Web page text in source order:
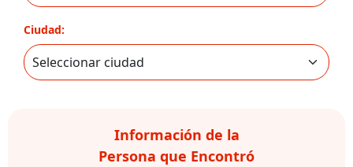
Ciudad:
Información de la
Persona que Encontró